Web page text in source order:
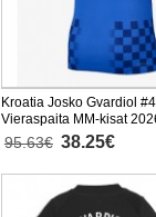
Kroatia Josko Gvardiol #4
Vieraspaita MM-kisat
Lyhythihainen
95.63€ 38.25€